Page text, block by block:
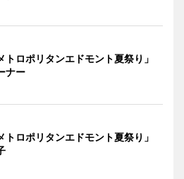
トロポリタンエドモント夏祭り」
ナー
トロポリタンエドモント夏祭り」